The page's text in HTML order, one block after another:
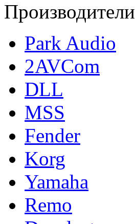
Производители
Park Audio
2AVCom
DLL
MSS
Fender
Korg
Yamaha
Remo